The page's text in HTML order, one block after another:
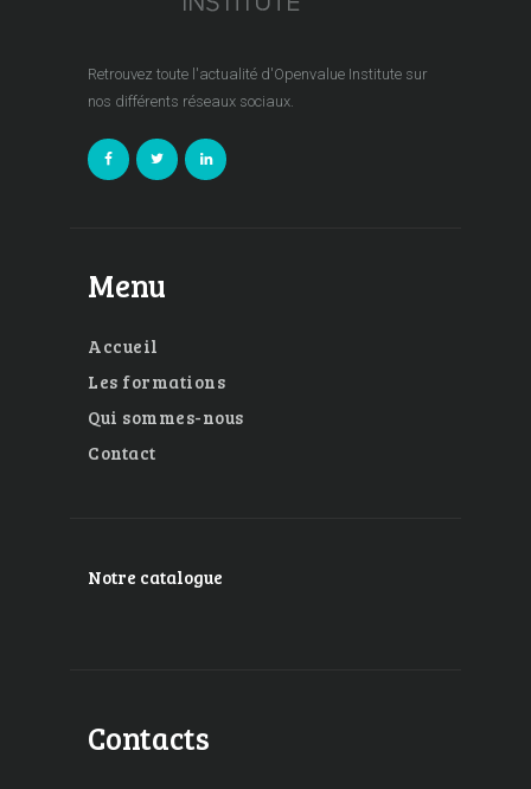
Retrouvez toute l'actualité d'Openvalue Institute sur
nos différents réseaux sociaux.
Menu
Accueil
Les formations
Qui sommes-nous
Contact
Notre catalogue
Contacts